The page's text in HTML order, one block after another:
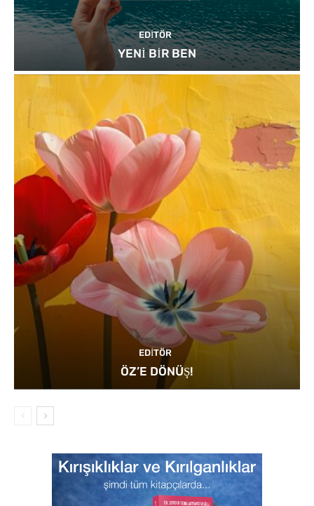
EDITÖR
YENİ BİR BEN
EDITÖR
ÖZ’E DÖNÜŞ!